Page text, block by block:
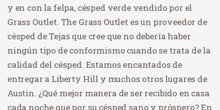
y en con la felpa, césped verde vendido por el
Grass Outlet. The Grass Outlet es un proveedor de
césped de Tejas que cree que no debería haber
ningún tipo de conformismo cuando se trata de la
calidad del césped. Estamos encantados de
entregar a Liberty Hill y muchos otros lugares de
Austin. ¿Qué mejor manera de ser recibido en casa
cada noche que por su césped sano y próspero? En